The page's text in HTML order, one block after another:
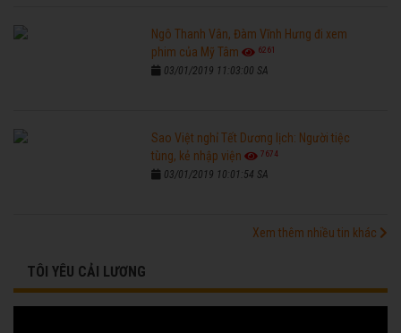
Ngô Thanh Vân, Đàm Vĩnh Hưng đi xem
phim của Mỹ Tâm
6261
03/01/2019 11:03:00 SA
Sao Việt nghỉ Tết Dương lịch: Người tiệc
tùng, kẻ nhập viện
7674
03/01/2019 10:01:54 SA
Xem thêm nhiều tin khác
TÔI YÊU CẢI LƯƠNG